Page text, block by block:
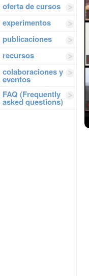
oferta de cursos
experimentos
publicaciones
recursos
colaboraciones y
eventos
FAQ (Frequently
asked questions)